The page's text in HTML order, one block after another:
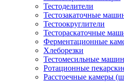
Тестоделители
Тестозакаточные
Тестоокруглители
Тестораскаточные
Ферментационные
Хлеборезки
Тестомесильные
Ротационные
Расстоечные камеры